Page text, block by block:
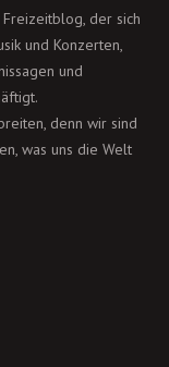
Freizeitblog, der sich
und Konzerten,
und
denn wir sind
was uns die Welt